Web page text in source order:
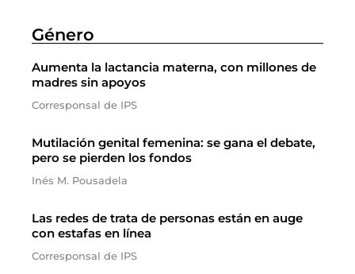
Género
Aumenta la lactancia materna, con millones de
madres sin apoyos
Corresponsal de IPS
Mutilación genital femenina: se gana el debate,
pero se pierden los fondos
Inés M. Pousadela
Las redes de trata de personas están en auge
con estafas en línea
Corresponsal de IPS